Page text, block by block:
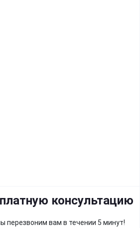
консультацию
перезвоним вам в течении 5 минут!